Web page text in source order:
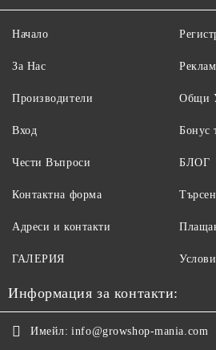
Начало
За Нас
Производители
Вход
Общи
Бонус
Чести Въпроси
Контактна форма
Адреси и контакти
ГАЛЕРИЯ
БЛОГ
Информация за контакти:
Имейл: info@growshop-mania.com